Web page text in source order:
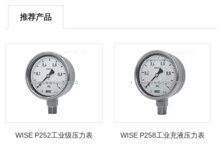
推荐产品
WISE P252工业级压力表 WISE P258工业充液压力表